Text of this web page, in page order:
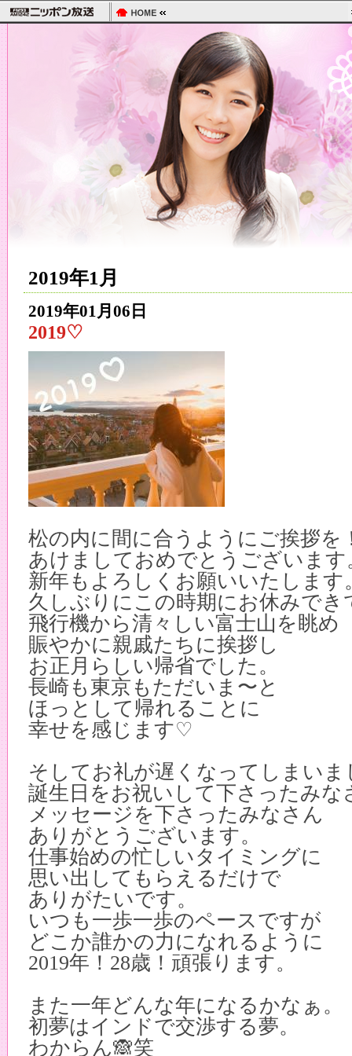
2019年1月
2019年01月06日
2019♡
松の内に間に合うようにご挨拶を
あけましておめでとうございます
新年もよろしくお願いいたします
久しぶりにこの時期にお休みでき
飛行機から清々しい富士山を眺め
賑やかに親戚たちに挨拶し
お正月らしい帰省でした。
長崎も東京もただいま〜と
ほっとして帰れることに
幸せを感じます♡
そしてお礼が遅くなってしまいま
誕生日をお祝いして下さったみな
メッセージを下さったみなさん
ありがとうございます。
仕事始めの忙しいタイミングに
思い出してもらえるだけで
ありがたいです。
いつも一歩一歩のペースですが
どこか誰かの力になれるように
2019年！28歳！ 頑張ります。
また一年どんな年になるかなぁ。
初夢はインドで交渉する夢。
わからん🙈笑